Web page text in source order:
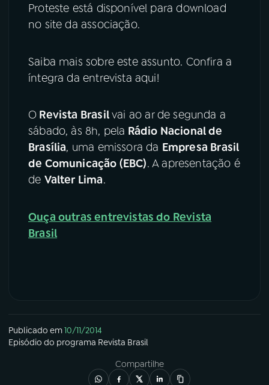
Proteste está disponível para download
no site da associação.
Saiba mais sobre este assunto. Confira a
íntegra da entrevista aqui!
O Revista Brasilvai ao ar de segunda a
sábado, às 8h, pela Rádio Nacional de
Brasília, uma emissora da Empresa Brasil
de Comunicação (EBC). A apresentação é
de Valter Lima.
Ouça outras entrevistas do Revista
Brasil
Publicado em10/11/2014
Episódio do programa Revista Brasil
Compartilhe